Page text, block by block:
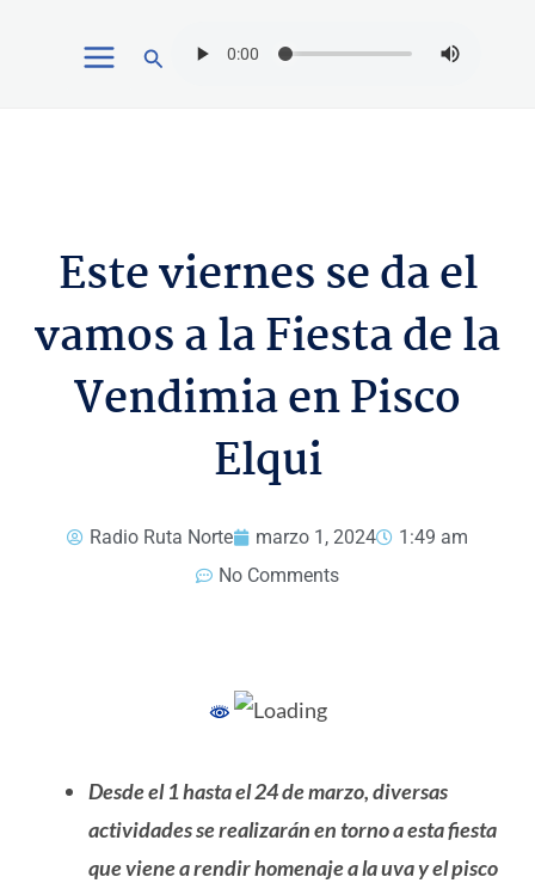
Buscar
Este viernes se da el
vamos a la Fiesta de la
Vendimia en Pisco
Elqui
Radio Ruta Norte marzo 1, 2024
1:49 am
No Comments
Desde el 1 hasta el 24 de marzo, diversas
actividades se realizarán en torno a esta fiesta
que viene a rendir homenaje a la uva y el pisco